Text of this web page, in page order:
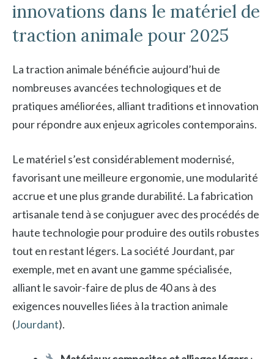
innovations dans le matériel de
traction animale pour 2025
La traction animale bénéficie aujourd’hui de
nombreuses avancées technologiques et de
pratiques améliorées, alliant traditions et innovation
pour répondre aux enjeux agricoles contemporains.
Le matériel s’est considérablement modernisé,
favorisant une meilleure ergonomie, une modularité
accrue et une plus grande durabilité. La fabrication
artisanale tend à se conjuguer avec des procédés de
haute technologie pour produire des outils robustes
tout en restant légers. La société Jourdant, par
exemple, met en avant une gamme spécialisée,
alliant le savoir-faire de plus de 40 ans à des
exigences nouvelles liées à la traction animale
(Jourdant).